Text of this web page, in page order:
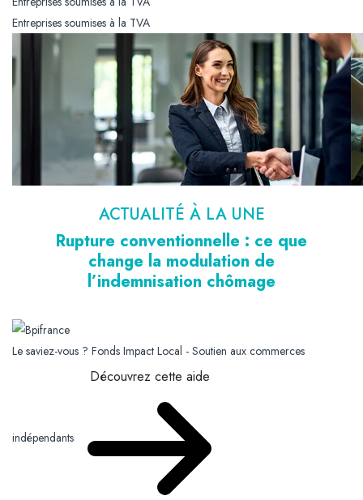
Entreprises soumises à la TVA
ACTUALITÉ À LA UNE
Rupture conventionnelle : ce que
change la modulation de
l’indemnisation chômage
Le saviez-vous ? Fonds Impact Local - Soutien aux commerces
indépendants
Découvrez cette aide